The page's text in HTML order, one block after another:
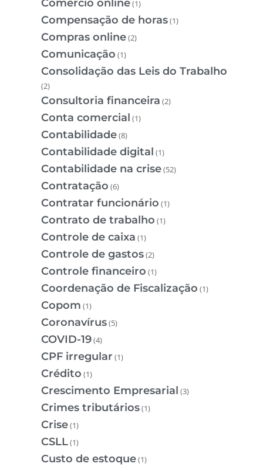
Comércio online(1)
Compensação de horas(1)
Compras online(2)
Comunicação (1)
Consolidação das Leis do Trabalho
(2)
Consultoria financeira (2)
Conta comercial (1)
Contabilidade(8)
Contabilidade digital (1)
Contabilidade na crise(52)
Contratação (6)
Contratar funcionário (1)
Contrato de trabalho (1)
Controle de caixa (1)
Controle de gastos(2)
Controle financeiro (1)
Coordenação de Fiscalização (1)
Copom (1)
Coronavírus(5)
COVID-19(4)
CPF irregular (1)
Crédito (1)
Crescimento Empresarial (3)
Crimes tributários(1)
Crise(1)
CSLL(1)
Custo de estoque(1)